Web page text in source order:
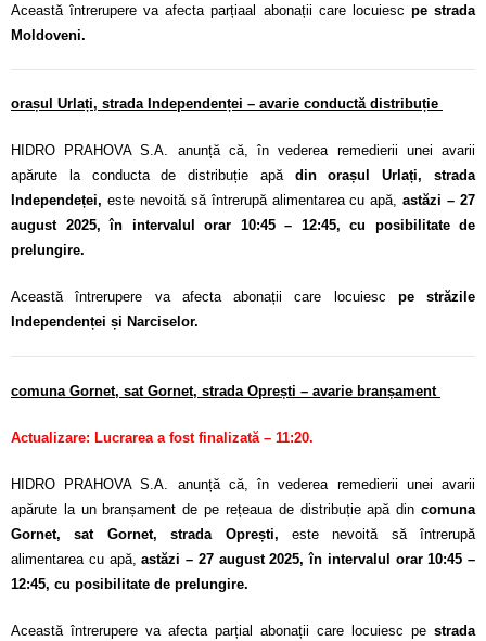
Această întrerupere va afecta parțiaal abonații care locuiesc pe strada
Moldoveni.
orașul Urlați, strada Independenței – avarie conductă distribuție
HIDRO PRAHOVA S.A. anunță că, în vederea remedierii unei avarii
apărute la conducta de distribuție apă din orașul Urlați, strada
Independeței, este nevoită să întrerupă alimentarea cu apă, astăzi – 27
august 2025, în intervalul orar 10:45 – 12:45, cu posibilitate de
prelungire.
Această întrerupere va afecta abonații care locuiesc pe străzile
Independenței și Narciselor.
comuna Gornet, sat Gornet, strada Oprești – avarie branșament
Actualizare: Lucrarea a fost finalizată – 11:20.
HIDRO PRAHOVA S.A. anunță că, în vederea remedierii unei avarii
apărute la un branșament de pe rețeaua de distribuție apă din comuna
Gornet, sat Gornet, strada Oprești, este nevoită să întrerupă
alimentarea cu apă,astăzi – 27 august 2025, în intervalul orar 10:45 –
12:45, cu posibilitate de prelungire.
Această întrerupere va afecta parțial abonații care locuiesc pe strada